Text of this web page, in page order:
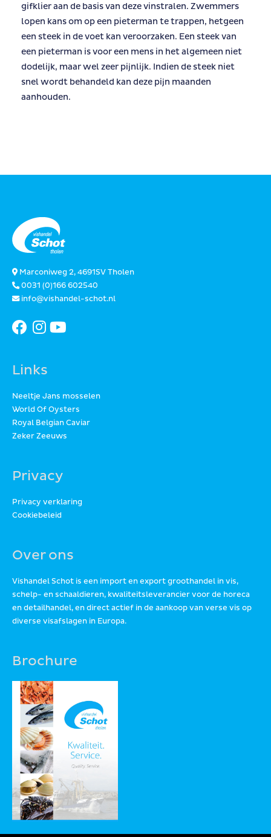
gifklier aan de basis van deze vinstralen. Zwemmers
lopen kans om op een pieterman te trappen, hetgeen
een steek in de voet kan veroorzaken. Een steek van
een pieterman is voor een mens in het algemeen niet
dodelijk, maar wel zeer pijnlijk. Indien de steek niet
snel wordt behandeld kan deze pijn maanden
aanhouden.
Marconiweg 2, 4691SV Tholen
0031 (0)166 602540
info@vishandel-schot.nl
Links
Neeltje Jans mosselen
World Of Oysters
Royal Belgian Caviar
Zeker Zeeuws
Privacy
Privacy verklaring
Cookiebeleid
Over ons
Vishandel Schot is een import en export groothandel in vis,
schelp- en schaaldieren, kwaliteitsleverancier voor de horeca
en detailhandel, en direct actief in de aankoop van verse vis op
diverse visafslagen in Europa.
Brochure